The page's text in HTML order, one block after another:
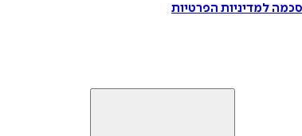
למדיניות הפרטיות